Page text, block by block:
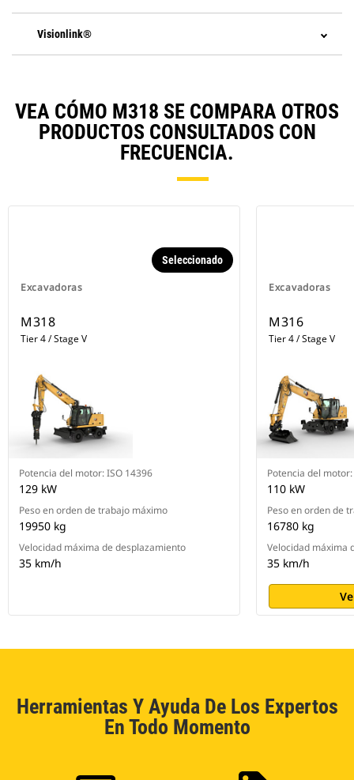
Visionlink®
VEA CÓMO M318 SE COMPARA OTROS
PRODUCTOS CONSULTADOS CON
FRECUENCIA.
Excavadoras
Seleccionado
M318
Tier 4 / Stage V
Potencia del motor: ISO 14396
129 kW
Peso en orden de trabajo máximo
19950 kg
Velocidad máxima de desplazamiento
35 km/h
Excavadoras
M316
Tier 4 / Stage V
Potencia del
110 kW
Peso en orden de
16780 kg
Velocidad máxima
35 km/h
Herramientas Y Ayuda De Los Expertos
En Todo Momento